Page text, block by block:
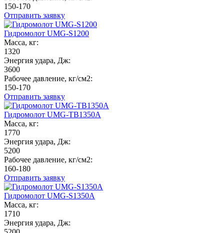
150-170
Отправить заявку
Гидромолот UMG-S1200
Масса, кг:
1320
Энергия удара, Дж:
3600
Рабочее давление, кг/см2:
150-170
Отправить заявку
Гидромолот UMG-TB1350A
Масса, кг:
1770
Энергия удара, Дж:
5200
Рабочее давление, кг/см2:
160-180
Отправить заявку
Гидромолот UMG-S1350A
Масса, кг:
1710
Энергия удара, Дж: